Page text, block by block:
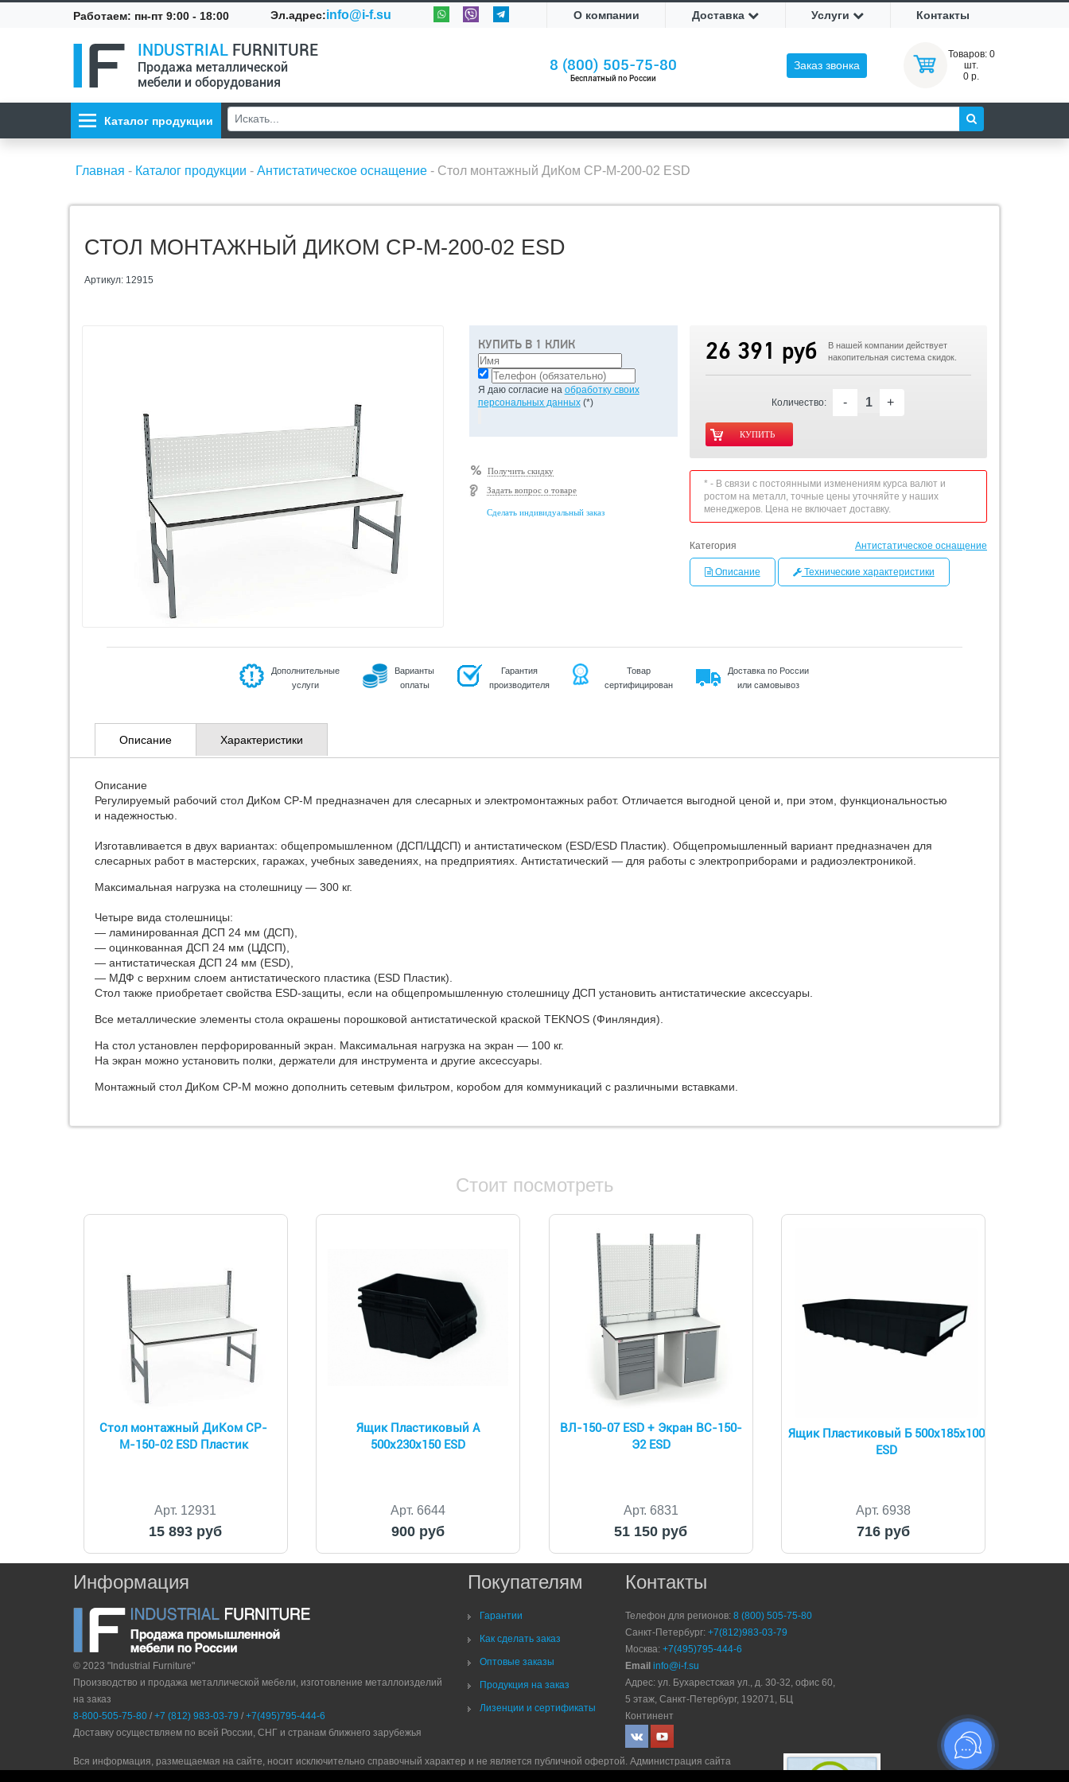
Работаем: пн-пт 9:00 - 18:00 Эл.адрес:info@i-f.su О компании Доставка Услуги Контакты
INDUSTRIAL FURNITURE
Продажа металлической
мебели и оборудования
8 (800) 505-75-80
Бесплатный по России
Заказ звонка
Товаров: 0
шт.
0 р.
Каталог продукции
Главная - Каталог продукции - Антистатическое оснащение - Стол монтажный ДиКом СР-М-200-02 ESD
СТОЛ МОНТАЖНЫЙ ДИКОМ СР-М-200-02 ESD
Артикул: 12915
КУПИТЬ В 1 КЛИК
Я даю согласие на обработку своих
персональных данных(*)
Получить скидку
Задать вопрос о товаре
Сделать индивидуальный заказ
26 391 руб
В нашей компании действует
накопительная система скидок.
Количество: - +
* - В связи с постоянными изменениям курса валют и
ростом на металл, точные цены уточняйте у наших
менеджеров. Цена не включает доставку.
Категория Антистатическое оснащение
Описание Технические характеристики
Дополнительные
услуги
Варианты
оплаты
Гарантия
производителя
Товар
сертифицирован
Доставка по России
или самовывоз
Описание Характеристики
Описание
Регулируемый рабочий стол ДиКом СР-М предназначен для слесарных и электромонтажных работ. Отличается выгодной ценой и, при этом, функциональностью
и надежностью.
Изготавливается в двух вариантах: общепромышленном (ДСП/ЦДСП) и антистатическом (ESD/ESD Пластик). Общепромышленный вариант предназначен для
слесарных работ в мастерских, гаражах, учебных заведениях, на предприятиях. Антистатический — для работы с электроприборами и радиоэлектроникой.
Максимальная нагрузка на столешницу — 300 кг.
Четыре вида столешницы:
— ламинированная ДСП 24 мм (ДСП),
— оцинкованная ДСП 24 мм (ЦДСП),
— антистатическая ДСП 24 мм (ESD),
— МДФ с верхним слоем антистатического пластика (ESD Пластик).
Стол также приобретает свойства ESD-защиты, если на общепромышленную столешницу ДСП установить антистатические аксессуары.
Все металлические элементы стола окрашены порошковой антистатической краской TEKNOS (Финляндия).
На стол установлен перфорированный экран. Максимальная нагрузка на экран — 100 кг.
На экран можно установить полки, держатели для инструмента и другие аксессуары.
Монтажный стол ДиКом СР-М можно дополнить сетевым фильтром, коробом для коммуникаций с различными вставками.
Стоит посмотреть
Стол монтажный ДиКом СР-
М-150-02 ESD Пластик
Арт. 12931
15 893 руб
Ящик Пластиковый А
500х230х150 ESD
Арт. 6644
900 руб
ВЛ-150-07 ESD + Экран ВС-150-
Э2 ESD
Арт. 6831
51 150 руб
Ящик Пластиковый Б 500х185х100
ESD
Арт. 6938
716 руб
Информация
© 2023 "Industrial Furniture"
Производство и продажа металлической мебели, изготовление металлоизделий
на заказ
8-800-505-75-80 / +7 (812) 983-03-79 / +7(495)795-444-6
Доставку осуществляем по всей России, СНГ и странам ближнего зарубежья
Покупателям
Гарантии
Как сделать заказ
Оптовые заказы
Продукция на заказ
Лизенции и сертификаты
Контакты
Телефон для регионов:8 (800) 505-75-80
Санкт-Петербург:+7(812)983-03-79
Москва:+7(495)795-444-6
Email info@i-f.su
Адрес: ул. Бухарестская ул., д. 30-32, офис 60,
5 этаж, Санкт-Петербург, 192071, БЦ
Континент
Вся информация, размещаемая на сайте, носит исключительно справочный характер и не является публичной офертой. Администрация сайта